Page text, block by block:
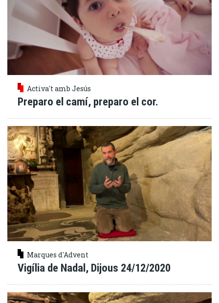
Activa't amb Jesús
Preparo el camí, preparo el cor.
Marques d'Advent
Vigília de Nadal, Dijous 24/12/2020